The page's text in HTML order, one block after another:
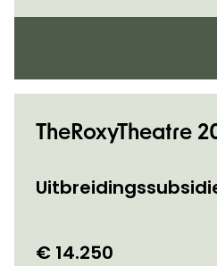
TheRoxyTheatre
€ 14.250